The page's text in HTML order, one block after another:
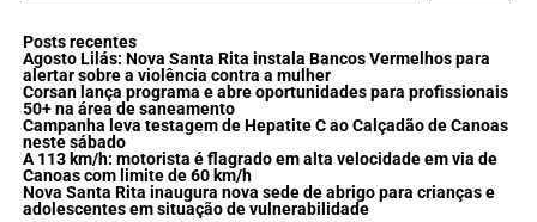
Posts recentes
Agosto Lilás: Nova Santa Rita instala Bancos Vermelhos para
alertar sobre a violência contra a mulher
Corsan lança programa e abre oportunidades para profissionais
50+ na área de saneamento
Campanha leva testagem de Hepatite C ao Calçadão de Canoas
neste sábado
A 113 km/h: motorista é flagrado em alta velocidade em via de
Canoas com limite de 60 km/h
Nova Santa Rita inaugura nova sede de abrigo para crianças e
adolescentes em situação de vulnerabilidade